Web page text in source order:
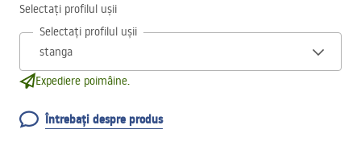
Selectați profilul ușii
Selectați profilul ușii
Expediere poimâine.
Întrebați despre produs